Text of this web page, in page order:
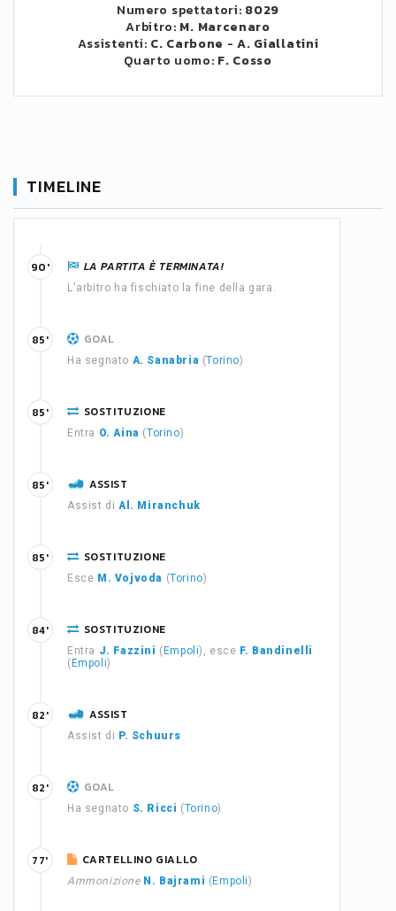
Numero spettatori: 8029
Arbitro: M. Marcenaro
Assistenti: C. Carbone -A. Giallatini
Quarto uomo: F. Cosso
TIMELINE
LA PARTITA È TERMINATA!
L'arbitro ha fischiato la fine della gara.
90'
GOAL
Ha segnato A. Sanabria (Torino)
85'
SOSTITUZIONE
Entra O. Aina (Torino)
85'
ASSIST
Assist di Al. Miranchuk
85'
SOSTITUZIONE
Esce M. Vojvoda (Torino)
85'
SOSTITUZIONE
Entra J. Fazzini ( Empoli), esce F. Bandinelli
( Empoli)
84'
ASSIST
Assist di P. Schuurs
82'
GOAL
Ha segnato S. Ricci (Torino)
82'
CARTELLINO GIALLO
Ammonizione N. Bajrami ( Empoli)
77'